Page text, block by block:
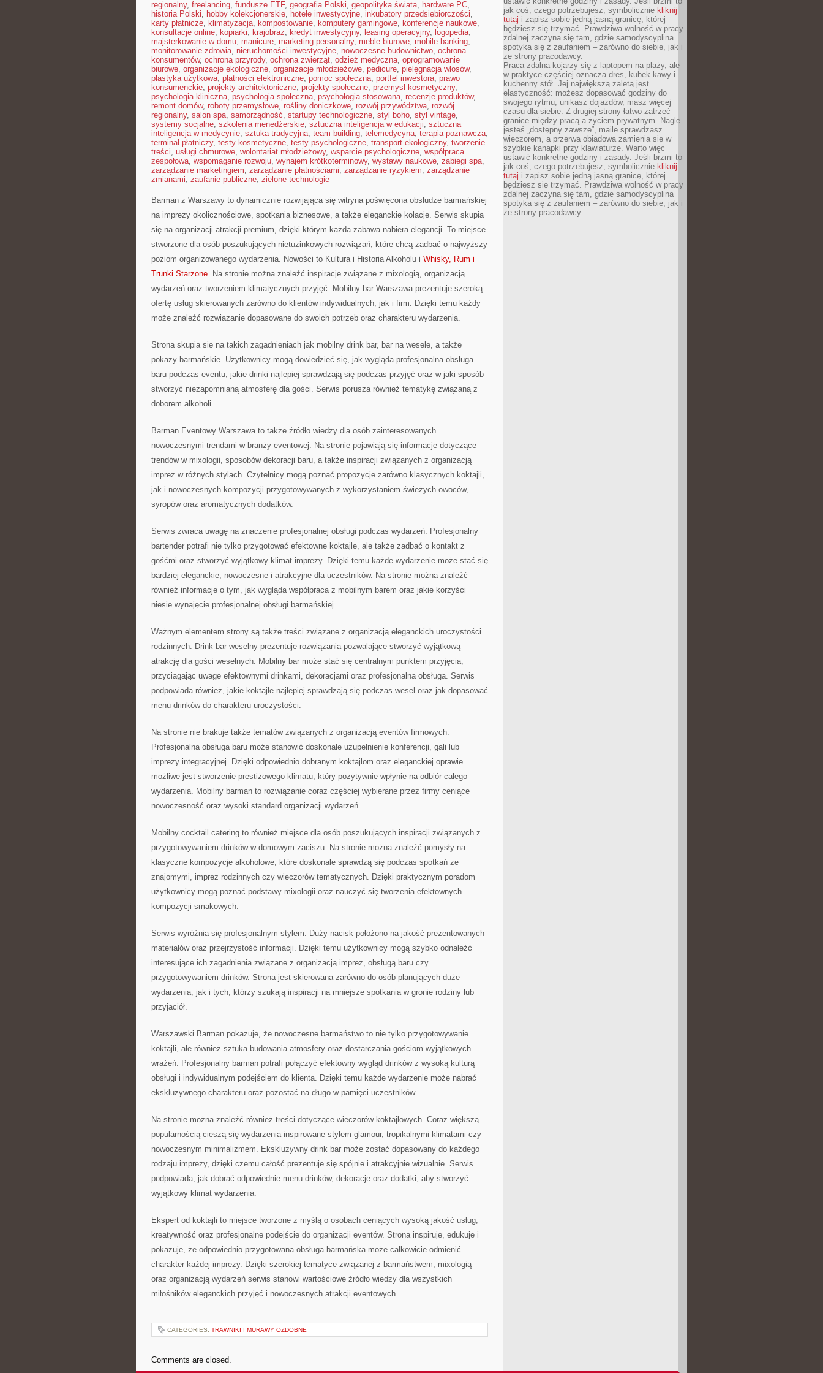
regionalny, freelancing, fundusze ETF, geografia Polski, geopolityka świata, hardware PC,
historia Polski, hobby kolekcjonerskie, hotele inwestycyjne, inkubatory przedsiębiorczości,
karty płatnicze, klimatyzacja, kompostowanie, komputery gamingowe, konferencje naukowe,
konsultacje online, kopiarki, krajobraz, kredyt inwestycyjny, leasing operacyjny, logopedia,
majsterkowanie w domu, manicure, marketing personalny, meble biurowe, mobile banking,
monitorowanie zdrowia, nieruchomości inwestycyjne, nowoczesne budownictwo, ochrona
konsumentów, ochrona przyrody, ochrona zwierząt, odzież medyczna, oprogramowanie
biurowe, organizacje ekologiczne, organizacje młodzieżowe, pedicure, pielęgnacja włosów,
plastyka użytkowa, płatności elektroniczne, pomoc społeczna, portfel inwestora, prawo
konsumenckie, projekty architektoniczne, projekty społeczne, przemysł kosmetyczny,
psychologia kliniczna, psychologia społeczna, psychologia stosowana, recenzje produktów,
remont domów, roboty przemysłowe, rośliny doniczkowe, rozwój przywództwa, rozwój
regionalny, salon spa, samorządność, startupy technologiczne, styl boho, styl vintage,
systemy socjalne, szkolenia menedżerskie, sztuczna inteligencja w edukacji, sztuczna
inteligencja w medycynie, sztuka tradycyjna, team building, telemedycyna, terapia poznawcza,
terminal płatniczy, testy kosmetyczne, testy psychologiczne, transport ekologiczny, tworzenie
treści, usługi chmurowe, wolontariat młodzieżowy, wsparcie psychologiczne, współpraca
zespołowa, wspomaganie rozwoju, wynajem krótkoterminowy, wystawy naukowe, zabiegi spa,
zarządzanie marketingiem, zarządzanie płatnościami, zarządzanie ryzykiem, zarządzanie
zmianami, zaufanie publiczne, zielone technologie
Barman z Warszawy to dynamicznie rozwijająca się witryna poświęcona obsłudze barmańskiej
na imprezy okolicznościowe, spotkania biznesowe, a także eleganckie kolacje. Serwis skupia
się na organizacji atrakcji premium, dzięki którym każda zabawa nabiera elegancji. To miejsce
stworzone dla osób poszukujących nietuzinkowych rozwiązań, które chcą zadbać o najwyższy
poziom organizowanego wydarzenia. Nowości to Kultura i Historia Alkoholu i Whisky, Rum i
Trunki Starzone. Na stronie można znaleźć inspiracje związane z mixologią, organizacją
wydarzeń oraz tworzeniem klimatycznych przyjęć. Mobilny bar Warszawa prezentuje szeroką
ofertę usług skierowanych zarówno do klientów indywidualnych, jak i firm. Dzięki temu każdy
może znaleźć rozwiązanie dopasowane do swoich potrzeb oraz charakteru wydarzenia.
Strona skupia się na takich zagadnieniach jak mobilny drink bar, bar na wesele, a także
pokazy barmańskie. Użytkownicy mogą dowiedzieć się, jak wygląda profesjonalna obsługa
baru podczas eventu, jakie drinki najlepiej sprawdzają się podczas przyjęć oraz w jaki sposób
stworzyć niezapomnianą atmosferę dla gości. Serwis porusza również tematykę związaną z
doborem alkoholi.
Barman Eventowy Warszawa to także źródło wiedzy dla osób zainteresowanych
nowoczesnymi trendami w branży eventowej. Na stronie pojawiają się informacje dotyczące
trendów w mixologii, sposobów dekoracji baru, a także inspiracji związanych z organizacją
imprez w różnych stylach. Czytelnicy mogą poznać propozycje zarówno klasycznych koktajli,
jak i nowoczesnych kompozycji przygotowywanych z wykorzystaniem świeżych owoców,
syropów oraz aromatycznych dodatków.
Serwis zwraca uwagę na znaczenie profesjonalnej obsługi podczas wydarzeń. Profesjonalny
bartender potrafi nie tylko przygotować efektowne koktajle, ale także zadbać o kontakt z
gośćmi oraz stworzyć wyjątkowy klimat imprezy. Dzięki temu każde wydarzenie może stać się
bardziej eleganckie, nowoczesne i atrakcyjne dla uczestników. Na stronie można znaleźć
również informacje o tym, jak wygląda współpraca z mobilnym barem oraz jakie korzyści
niesie wynajęcie profesjonalnej obsługi barmańskiej.
Ważnym elementem strony są także treści związane z organizacją eleganckich uroczystości
rodzinnych. Drink bar weselny prezentuje rozwiązania pozwalające stworzyć wyjątkową
atrakcję dla gości weselnych. Mobilny bar może stać się centralnym punktem przyjęcia,
przyciągając uwagę efektownymi drinkami, dekoracjami oraz profesjonalną obsługą. Serwis
podpowiada również, jakie koktajle najlepiej sprawdzają się podczas wesel oraz jak dopasować
menu drinków do charakteru uroczystości.
Na stronie nie brakuje także tematów związanych z organizacją eventów firmowych.
Profesjonalna obsługa baru może stanowić doskonałe uzupełnienie konferencji, gali lub
imprezy integracyjnej. Dzięki odpowiednio dobranym koktajlom oraz eleganckiej oprawie
możliwe jest stworzenie prestiżowego klimatu, który pozytywnie wpłynie na odbiór całego
wydarzenia. Mobilny barman to rozwiązanie coraz częściej wybierane przez firmy ceniące
nowoczesność oraz wysoki standard organizacji wydarzeń.
Mobilny cocktail catering to również miejsce dla osób poszukujących inspiracji związanych z
przygotowywaniem drinków w domowym zaciszu. Na stronie można znaleźć pomysły na
klasyczne kompozycje alkoholowe, które doskonale sprawdzą się podczas spotkań ze
znajomymi, imprez rodzinnych czy wieczorów tematycznych. Dzięki praktycznym poradom
użytkownicy mogą poznać podstawy mixologii oraz nauczyć się tworzenia efektownych
kompozycji smakowych.
Serwis wyróżnia się profesjonalnym stylem. Duży nacisk położono na jakość prezentowanych
materiałów oraz przejrzystość informacji. Dzięki temu użytkownicy mogą szybko odnaleźć
interesujące ich zagadnienia związane z organizacją imprez, obsługą baru czy
przygotowywaniem drinków. Strona jest skierowana zarówno do osób planujących duże
wydarzenia, jak i tych, którzy szukają inspiracji na mniejsze spotkania w gronie rodziny lub
przyjaciół.
Warszawski Barman pokazuje, że nowoczesne barmaństwo to nie tylko przygotowywanie
koktajli, ale również sztuka budowania atmosfery oraz dostarczania gościom wyjątkowych
wrażeń. Profesjonalny barman potrafi połączyć efektowny wygląd drinków z wysoką kulturą
obsługi i indywidualnym podejściem do klienta. Dzięki temu każde wydarzenie może nabrać
ekskluzywnego charakteru oraz pozostać na długo w pamięci uczestników.
Na stronie można znaleźć również treści dotyczące wieczorów koktajlowych. Coraz większą
popularnością cieszą się wydarzenia inspirowane stylem glamour, tropikalnymi klimatami czy
nowoczesnym minimalizmem. Ekskluzywny drink bar może zostać dopasowany do każdego
rodzaju imprezy, dzięki czemu całość prezentuje się spójnie i atrakcyjnie wizualnie. Serwis
podpowiada, jak dobrać odpowiednie menu drinków, dekoracje oraz dodatki, aby stworzyć
wyjątkowy klimat wydarzenia.
Ekspert od koktajli to miejsce tworzone z myślą o osobach ceniących wysoką jakość usług,
kreatywność oraz profesjonalne podejście do organizacji eventów. Strona inspiruje, edukuje i
pokazuje, że odpowiednio przygotowana obsługa barmańska może całkowicie odmienić
charakter każdej imprezy. Dzięki szerokiej tematyce związanej z barmaństwem, mixologią
oraz organizacją wydarzeń serwis stanowi wartościowe źródło wiedzy dla wszystkich
miłośników eleganckich przyjęć i nowoczesnych atrakcji eventowych.
CATEGORIES: TRAWNIKI I MURAWY OZDOBNE
Comments are closed.
jak coś, czego potrzebujesz, symbolicznie kliknij
tutaj i zapisz sobie jedną jasną granicę, której
będziesz się trzymać. Prawdziwa wolność w pracy
zdalnej zaczyna się tam, gdzie samodyscyplina
spotyka się z zaufaniem – zarówno do siebie, jak i
ze strony pracodawcy.
Praca zdalna kojarzy się z laptopem na plaży, ale
w praktyce częściej oznacza dres, kubek kawy i
kuchenny stół. Jej największą zaletą jest
elastyczność: możesz dopasować godziny do
swojego rytmu, unikasz dojazdów, masz więcej
czasu dla siebie. Z drugiej strony łatwo zatrzeć
granice między pracą a życiem prywatnym. Nagle
jesteś „dostępny zawsze”, maile sprawdzasz
wieczorem, a przerwa obiadowa zamienia się w
szybkie kanapki przy klawiaturze. Warto więc
ustawić konkretne godziny i zasady. Jeśli brzmi to
jak coś, czego potrzebujesz, symbolicznie kliknij
tutaj i zapisz sobie jedną jasną granicę, której
będziesz się trzymać. Prawdziwa wolność w pracy
zdalnej zaczyna się tam, gdzie samodyscyplina
spotyka się z zaufaniem – zarówno do siebie, jak i
ze strony pracodawcy.